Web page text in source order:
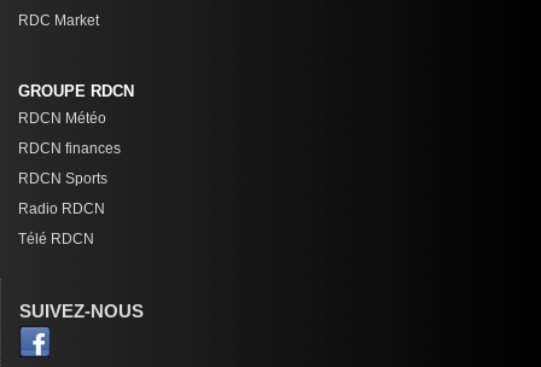
RDC Market
GROUPE RDCN
RDCN Météo
RDCN finances
RDCN Sports
Radio RDCN
Télé RDCN
SUIVEZ-NOUS